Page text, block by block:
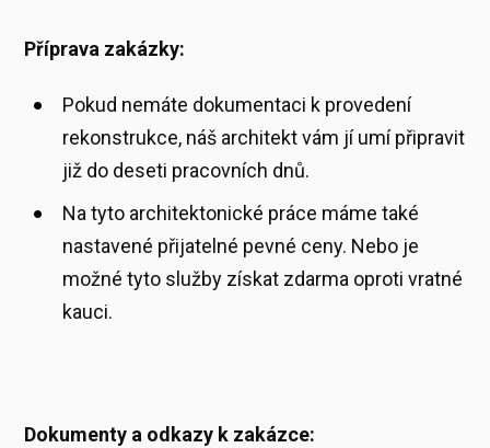
Příprava zakázky:
Pokud nemáte dokumentaci k provedení
rekonstrukce, náš architekt vám jí umí připravit
již do deseti pracovních dnů.
Na tyto architektonické práce máme také
nastavené přijatelné pevné ceny. Nebo je
možné tyto služby získat zdarma oproti vratné
kauci.
Dokumenty a odkazy k zakázce: